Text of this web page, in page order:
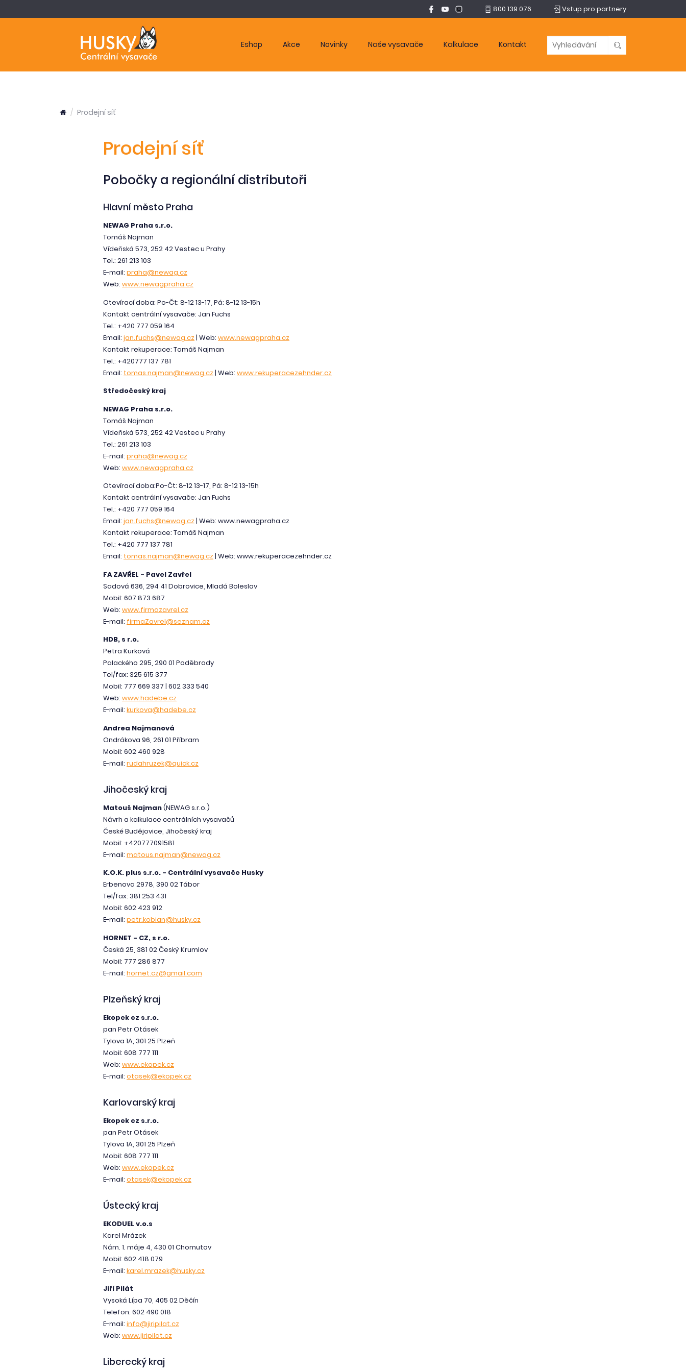
800 139 076 Vstup pro partnery
Eshop Akce Novinky Naše vysavače Kalkulace Kontakt
Prodejní síť
Prodejní síť
Pobočky a regionální distributoři
Hlavní město Praha
NEWAG Praha s.r.o.
Tomáš Najman
Vídeňská 573, 252 42 Vestec u Prahy
Tel.: 261 213 103
E-mail: praha@newag.cz
Web: www.newagpraha.cz
Otevírací doba: Po-Čt: 8-12 13-17, Pá: 8-12 13-15h
Kontakt centrální vysavače: Jan Fuchs
Tel.: +420 777 059 164
Email: jan.fuchs@newag.cz| Web: www.newagpraha.cz
Kontakt rekuperace: Tomáš Najman
Tel.: +420777 137 781
Email: tomas.najman@newag.cz| Web: www.rekuperacezehnder.cz
Středočeský kraj
NEWAG Praha s.r.o.
Tomáš Najman
Vídeňská 573, 252 42 Vestec u Prahy
Tel.: 261 213 103
E-mail: praha@newag.cz
Web: www.newagpraha.cz
Otevírací doba:Po-Čt: 8-12 13-17, Pá: 8-12 13-15h
Kontakt centrální vysavače: Jan Fuchs
Tel.: +420 777 059 164
Email: jan.fuchs@newag.cz| Web: www.newagpraha.cz
Kontakt rekuperace: Tomáš Najman
Tel.: +420 777 137 781
Email: tomas.najman@newag.cz| Web: www.rekuperacezehnder.cz
FA ZAVŘEL - Pavel Zavřel
Sadová 636, 294 41 Dobrovice, Mladá Boleslav
Mobil: 607 873 687
Web: www.firmazavrel.cz
E-mail: firmaZavrel@seznam.cz
HDB, s r.o.
Petra Kurková
Palackého 295, 290 01 Poděbrady
Tel/fax: 325 615 377
Mobil: 777 669 337 | 602 333 540
Web: www.hadebe.cz
E-mail: kurkova@hadebe.cz
Andrea Najmanová
Ondrákova 96, 261 01 Příbram
Mobil: 602 460 928
E-mail: rudahruzek@quick.cz
Jihočeský kraj
Matouš Najman(NEWAG s.r.o.)
Návrh a kalkulace centrálních vysavačů
České Budějovice, Jihočeský kraj
Mobil: +420777091581
E-mail: matous.najman@newag.cz
K.O.K. plus s.r.o. - Centrální vysavače Husky
Erbenova 2978, 390 02 Tábor
Tel/fax: 381 253 431
Mobil: 602 423 912
E-mail: petr.kobian@husky.cz
HORNET - CZ, s r.o.
Česká 25, 381 02 Český Krumlov
Mobil: 777 286 877
E-mail: hornet.cz@gmail.com
Plzeňský kraj
Ekopek cz s.r.o.
pan Petr Otásek
Tylova 1A, 301 25 Plzeň
Mobil: 608 777 111
Web: www.ekopek.cz
E-mail: otasek@ekopek.cz
Karlovarský kraj
Ekopek cz s.r.o.
pan Petr Otásek
Tylova 1A, 301 25 Plzeň
Mobil: 608 777 111
Web: www.ekopek.cz
E-mail: otasek@ekopek.cz
Ústecký kraj
EKODUEL v.o.s
Karel Mrázek
Nám. 1. máje 4, 430 01 Chomutov
Mobil: 602 418 079
E-mail: karel.mrazek@husky.cz
Jiří Pilát
Vysoká Lípa 70, 405 02 Děčín
Telefon: 602 490 018
E-mail: info@jiripilat.cz
Web: www.jiripilat.cz
Liberecký kraj